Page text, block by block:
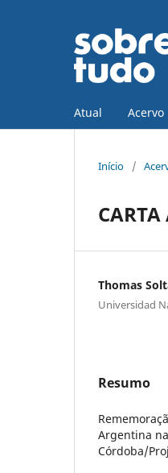
Atual Acervo
Início /
CARTA
Thomas
Universidad
Resumo
Argentina
Córdoba/